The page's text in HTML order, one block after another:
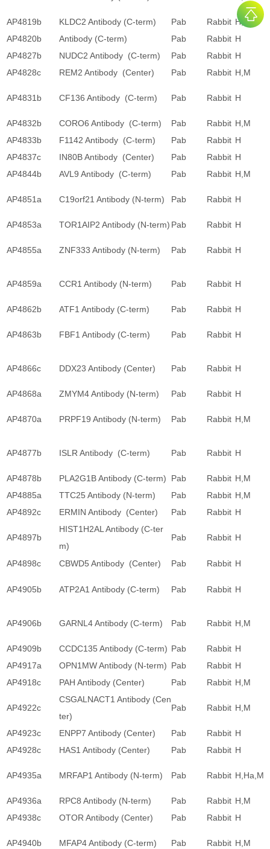
AP4819b KLDC2 Antibody (C-term) Pab Rabbit H,M
AP4820b
Antibody (C-term) Pab Rabbit H
AP4827b
NUDC2 Antibody (C-term) Pab Rabbit H
AP4828c
REM2 Antibody (Center) Pab Rabbit H,M
AP4831b CF136 Antibody (C-term) Pab Rabbit H
AP4832b CORO6 Antibody (C-term) Pab Rabbit H,M
AP4833b
F1142 Antibody (C-term) Pab Rabbit H
AP4837c
IN80B Antibody (Center) Pab Rabbit H
AP4844b
AVL9 Antibody (C-term) Pab Rabbit H,M
AP4851a C19orf21 Antibody (N-term) Pab Rabbit H
AP4853a TOR1AIP2 Antibody (N-term) Pab Rabbit H
AP4855a ZNF333 Antibody (N-term) Pab Rabbit H
AP4859a CCR1 Antibody (N-term) Pab Rabbit H
AP4862b ATF1 Antibody (C-term) Pab Rabbit H
AP4863b FBF1 Antibody (C-term) Pab Rabbit H
AP4866c DDX23 Antibody (Center) Pab Rabbit H
AP4868a ZMYM4 Antibody (N-term) Pab Rabbit H
AP4870a PRPF19 Antibody (N-term) Pab Rabbit H,M
AP4877b ISLR Antibody (C-term) Pab Rabbit H
AP4878b PLA2G1B Antibody (C-term) Pab Rabbit H,M
AP4885a
TTC25 Antibody (N-term) Pab Rabbit H,M
AP4892c
ERMIN Antibody (Center) Pab Rabbit H
AP4897b
HIST1H2AL Antibody (C-ter
m)
Pab Rabbit H
AP4898c CBWD5 Antibody (Center) Pab Rabbit H
AP4905b ATP2A1 Antibody (C-term) Pab Rabbit H
AP4906b GARNL4 Antibody (C-term) Pab Rabbit H,M
AP4909b CCDC135 Antibody (C-term) Pab Rabbit H
AP4917a
OPN1MW Antibody (N-term) Pab Rabbit H
AP4918c
PAH Antibody (Center) Pab Rabbit H,M
AP4922c
CSGALNACT1 Antibody (Cen
ter)
Pab Rabbit H,M
AP4923c ENPP7 Antibody (Center) Pab Rabbit H
AP4928c
HAS1 Antibody (Center) Pab Rabbit H
AP4935a MRFAP1 Antibody (N-term) Pab Rabbit H,Ha,M
AP4936a RPC8 Antibody (N-term) Pab Rabbit H,M
AP4938c
OTOR Antibody (Center) Pab Rabbit H
AP4940b MFAP4 Antibody (C-term) Pab Rabbit H,M